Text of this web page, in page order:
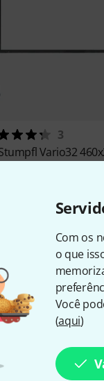
Com os
o que
Você
(aqui)
3
Vario32